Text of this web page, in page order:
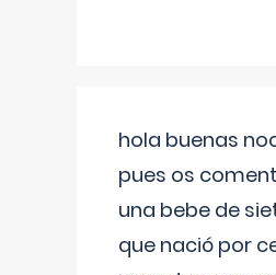
hola buenas
pues os
una bebe de
que nació por